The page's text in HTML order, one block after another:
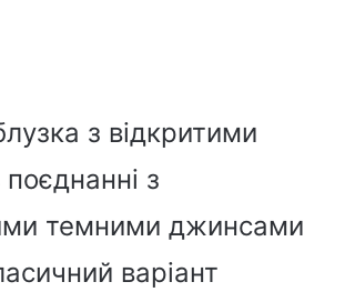
з відкритими
з
темними джинсами
варіант